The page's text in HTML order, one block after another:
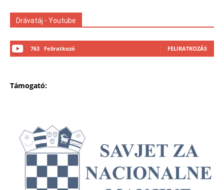
Drávatáj - Youtube
763 Feliratkozó FELIRATKOZÁS
Támogató: